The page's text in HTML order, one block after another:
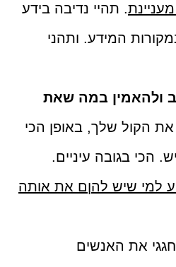
. תהיי נדיבה בידע
המידע. ותהני
במה שאת
שלך, באופן הכי
הכי בגובה עיניים.
שיש להןם את אותה
את האנשים